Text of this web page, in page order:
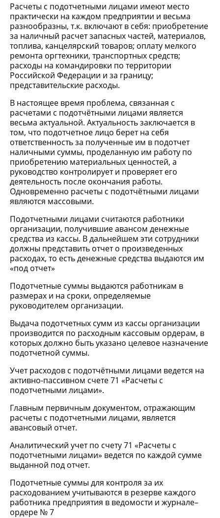
Расчеты с подотчетными лицами имеют место
практически на каждом предприятии и весьма
разнообразны, т.к. включают в себя: приобретение
за наличный расчет запасных частей, материалов,
топлива, канцелярский товаров; оплату мелкого
ремонта оргтехники, транспортных средств;
расходы на командировки по территории
Российской Федерации и за границу;
представительские расходы.
В настоящее время проблема, связанная с
расчетами с подотчётными лицами является
весьма актуальной. Актуальность заключается в
том, что подотчетное лицо берет на себя
ответственность за полученные им в подотчет
наличными суммы, проделанную им работу по
приобретению материальных ценностей, а
руководство контролирует и проверяет его
деятельность после окончания работы.
Одновременно расчеты с подотчётными лицами
являются массовыми.
Подотчетными лицами считаются работники
организации, получившие авансом денежные
средства из кассы. В дальнейшем эти сотрудники
должны представить отчет о произведенных
расходах, то есть денежные средства выдаются им
«под отчет»
Подотчетные суммы выдаются работникам в
размерах и на сроки, определяемые
руководителем организации.
Выдача подотчетных сумм из кассы организации
производится по расходным кассовым ордерам, в
которых должно быть указано целевое назначение
подотчетной суммы.
Учет расходов с подотчётными лицами ведется на
активно-пассивном счете 71 «Расчеты с
подотчетными лицами».
Главным первичным документом, отражающим
расчеты с подотчетными лицами, является
авансовый отчет.
Аналитический учет по счету 71 «Расчеты с
подотчетными лицами» ведется по каждой сумме
выданной под отчет.
Подотчетные суммы для контроля за их
расходованием учитываются в резерве каждого
работника предприятия в ведомости и журнале–
ордере № 7